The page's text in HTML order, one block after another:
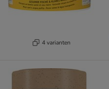
4 varianten